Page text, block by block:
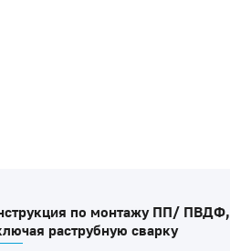
по монтажу ПП/ ПВДФ,
раструбную сварку